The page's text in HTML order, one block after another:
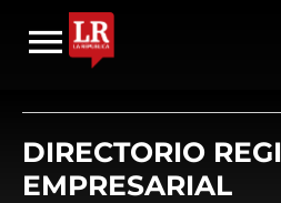
DIRECTORIO
EMPRESARIAL